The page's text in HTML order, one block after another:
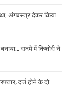
अंगवस्त्र देकर किया
सदमे में किशोरी ने
दर्ज होने के दो